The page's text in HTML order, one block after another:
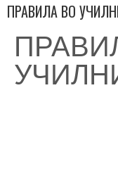
ПРАВИЛА ВО